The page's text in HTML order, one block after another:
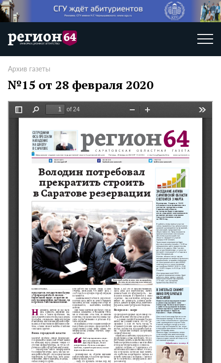
Архив газеты
№15 от 28 февраля 2020